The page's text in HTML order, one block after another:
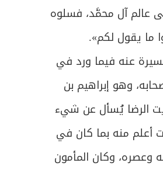
عالم آل محمَّد، فسلوه
ما يقول لكم».
عنه فيما ورد في
وهو إبراهيم بن
الرضا يُسأل عن شيء
أعلم منه بما كان في
وعصره، وكان المأمون